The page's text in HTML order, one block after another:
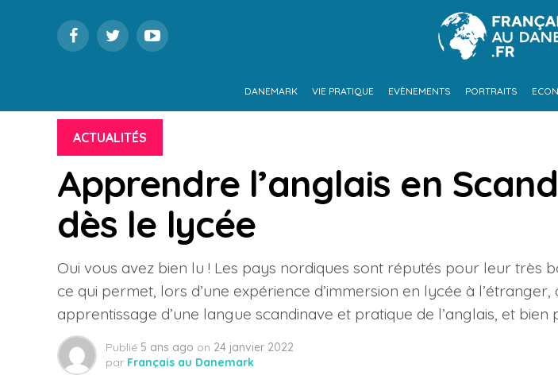
DANEMARK VIE PRATIQUE EVÈNEMENTS PORTRAITS
ACTUALITÉS
Apprendre l’anglais en
dès le lycée
Oui vous avez bien lu ! Les pays nordiques sont réputés pour leur très
ce qui permet, lors d’une expérience d’immersion en lycée à
apprentissage d’une langue scandinave et pratique de l’anglais, et bien
Publié 5 ans ago on 24 janvier 2022
par Français au Danemark